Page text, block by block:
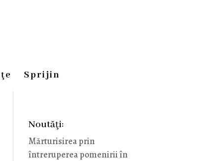
Sprijin
Noutăţi:
Mărturisirea prin
întreruperea pomenirii în